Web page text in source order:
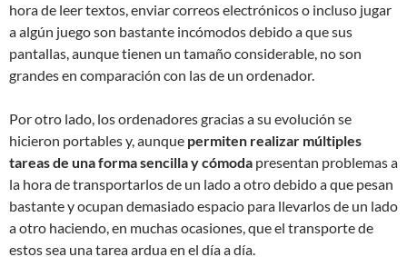
hora de leer textos, enviar correos electrónicos o incluso jugar
a algún juego son bastante incómodos debido a que sus
pantallas, aunque tienen un tamaño considerable, no son
grandes en comparación con las de un ordenador.
Por otro lado, los ordenadores gracias a su evolución se
hicieron portables y, aunque permiten realizar múltiples
tareas de una forma sencilla y cómoda presentan problemas a
la hora de transportarlos de un lado a otro debido a que pesan
bastante y ocupan demasiado espacio para llevarlos de un lado
a otro haciendo, en muchas ocasiones, que el transporte de
estos sea una tarea ardua en el día a día.